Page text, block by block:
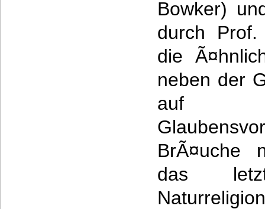
Bowker)
durch
die
neben der
auf
BrÃ¤uche
das